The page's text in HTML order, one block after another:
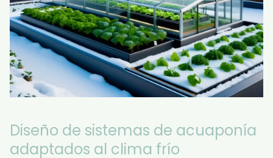
Diseño de sistemas de acuaponía
adaptados al clima frío